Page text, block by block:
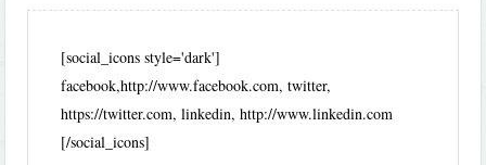
[social_icons style='dark']
facebook,http://www.facebook.com, twitter,
https://twitter.com, linkedin, http://www.linkedin.com
[/social_icons]